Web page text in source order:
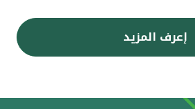
إعرف المزيد